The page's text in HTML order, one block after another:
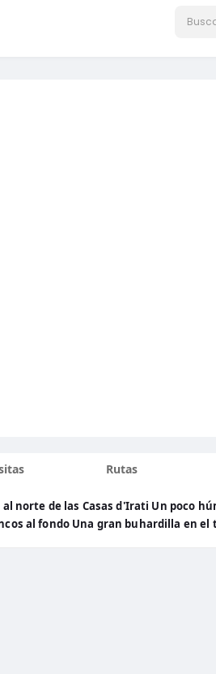
norte de las Casas d'Irati Un poco
al fondo Una gran buhardilla en el
Rutas